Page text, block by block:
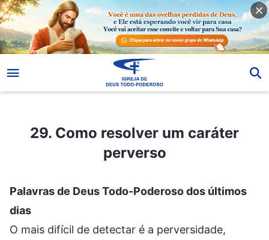
29. Como resolver um caráter perverso
29. Como resolver um caráter
perverso
Palavras de Deus Todo-Poderoso dos últimos
dias
O mais difícil de detectar é a perversidade,